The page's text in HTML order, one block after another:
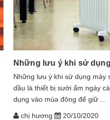
Những lưu ý khi sử
​​​​​​Những lưu ý khi sử dụng máy
dầu là thiết bị sưởi ấm ngày
dụng vào mùa đông để giữ ...
chị hương 20/10/2020